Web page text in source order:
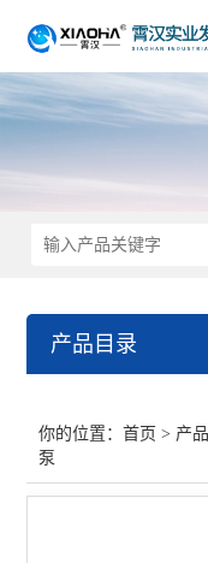
产品目录
你的位置：首页 > 产
泵